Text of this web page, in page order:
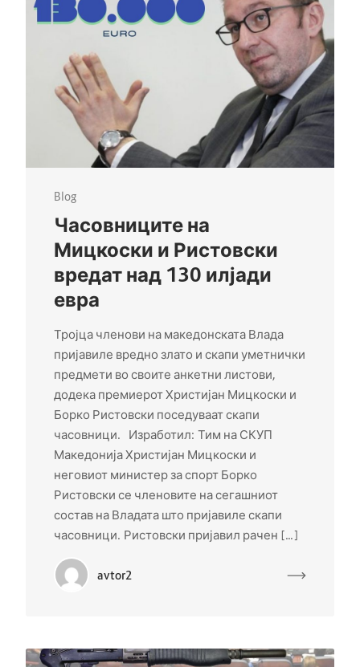
Blog
Часовниците на
Мицкоски и Ристовски
вредат над 130 илјади
евра
Тројца членови на македонската Влада
пријавиле вредно злато и скапи уметнички
предмети во своите анкетни листови,
додека премиерот Христијан Мицкоски и
Борко Ристовски поседуваат скапи
часовници. Изработил: Тим на СКУП
Македонија Христијан Мицкоски и
неговиот министер за спорт Борко
Ристовски се членовите на сегашниот
состав на Владата што пријавиле скапи
часовници. Ристовски пријавил рачен […]
avtor2